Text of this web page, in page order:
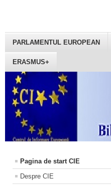
PARLAMENTUL EUROPEAN
ERASMUS+
Pagina de start CIE
Despre CIE